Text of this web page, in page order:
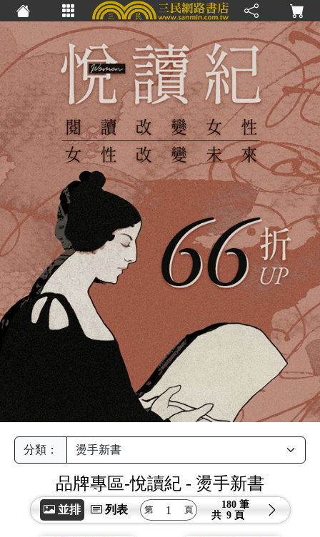
分類：
品牌專區-悅讀紀 - 燙手新書
並排 列表 共
180 筆
9 頁